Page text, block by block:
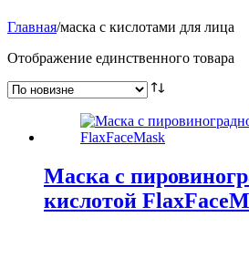
Главная/маска с кислотами для лица
Отображение единственного товара
Маска с
кислотой